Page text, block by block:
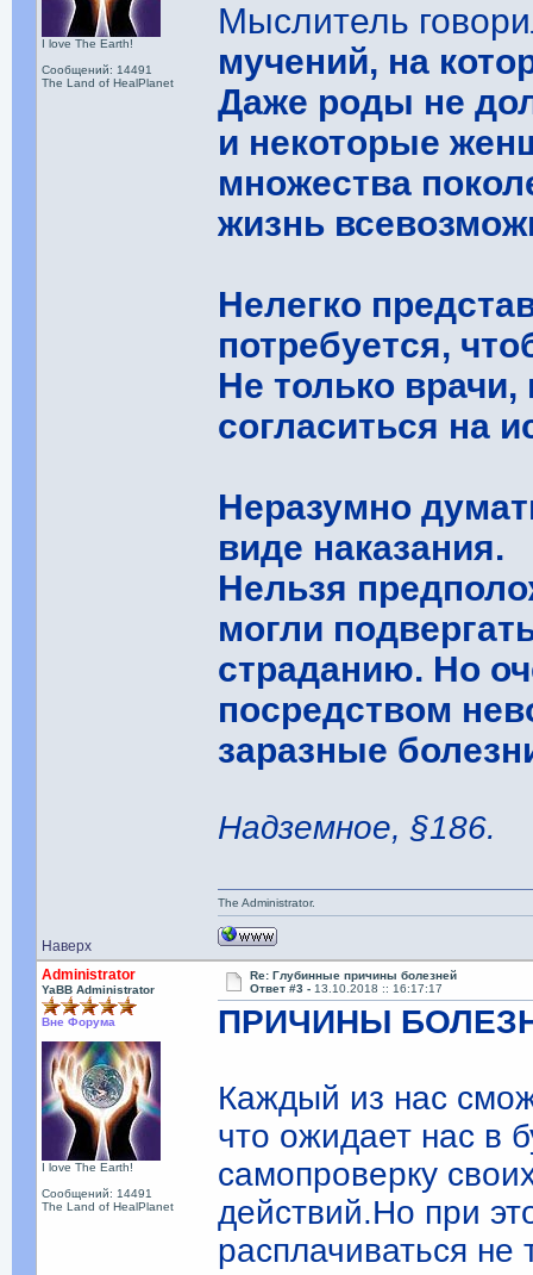
I love The Earth!
Сообщений: 14491
The Land of HealPlanet
Мыслитель
мучений, на
Даже роды не
и некоторые
множества
жизнь
Нелегко
потребуется,
Не только
согласиться на
Неразумно
виде наказания.
Нельзя
могли
страданию. Но
посредством
заразные
Надземное, §186.
Наверх
The Administrator.
Administrator
YaBB Administrator
Вне Форума
I love The Earth!
Сообщений: 14491
The Land of HealPlanet
Re: Глубинные причины болезней
Ответ #3 - 13.10.2018 :: 16:17:17
ПРИЧИНЫ
Каждый из нас
что ожидает нас в
самопроверку
действий.Но при
расплачиваться не